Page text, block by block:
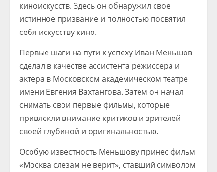
киноискусств. Здесь он обнаружил свое
истинное призвание и полностью посвятил
себя искусству кино.
Первые шаги на пути к успеху Иван Меньшов
сделал в качестве ассистента режиссера и
актера в Московском академическом театре
имени Евгения Вахтангова. Затем он начал
снимать свои первые фильмы, которые
привлекли внимание критиков и зрителей
своей глубиной и оригинальностью.
Особую известность Меньшову принес фильм
«Москва слезам не верит», ставший символом